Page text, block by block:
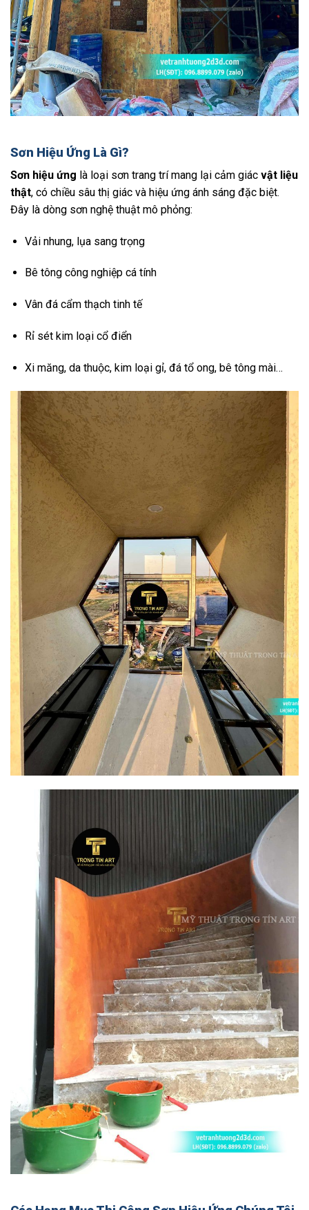
Sơn Hiệu Ứng Là Gì?
Sơn hiệu ứng là loại sơn trang trí mang lại cảm giác vật liệu
thật, có chiều sâu thị giác và hiệu ứng ánh sáng đặc biệt.
Đây là dòng sơn nghệ thuật mô phỏng:
Vải nhung, lụa sang trọng
Bê tông công nghiệp cá tính
Vân đá cẩm thạch tinh tế
Rỉ sét kim loại cổ điển
Xi măng, da thuộc, kim loại gỉ, đá tổ ong, bê tông mài…